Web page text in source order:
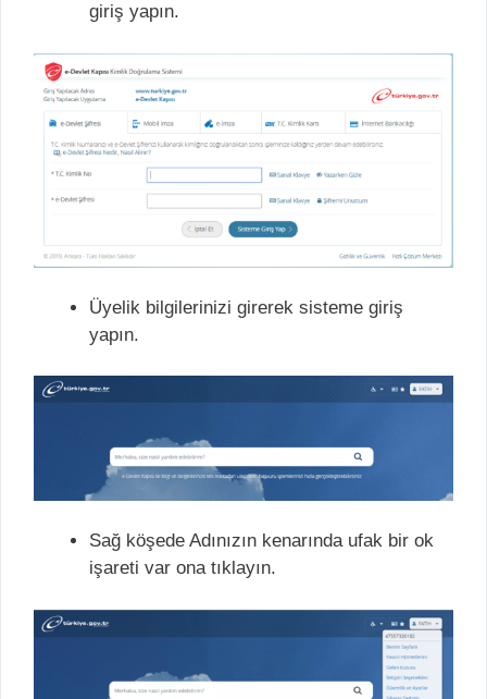
giriş yapın.
Üyelik bilgilerinizi girerek sisteme giriş
yapın.
Sağ köşede Adınızın kenarında ufak bir ok
işareti var ona tıklayın.